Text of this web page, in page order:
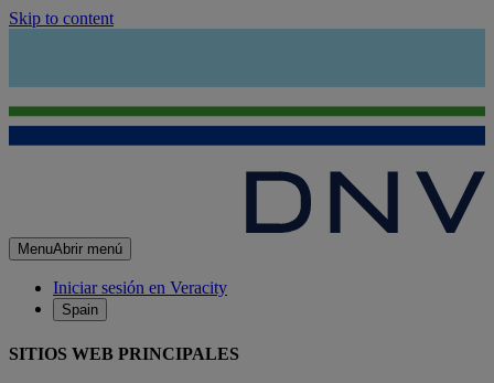
Skip to content
MenuAbrir menú
Iniciar sesión en Veracity
Spain
SITIOS WEB PRINCIPALES